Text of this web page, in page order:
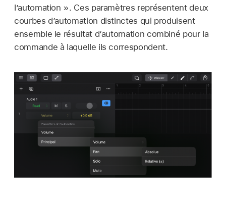
l’automation ». Ces paramètres représentent deux
courbes d’automation distinctes qui produisent
ensemble le résultat d’automation combiné pour la
commande à laquelle ils correspondent.